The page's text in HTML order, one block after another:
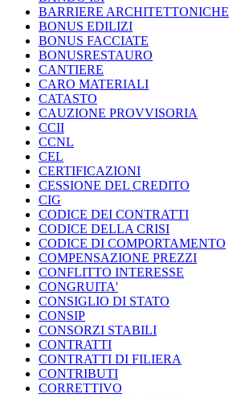
BARRIERE ARCHITETTONICHE
BONUS EDILIZI
BONUS FACCIATE
BONUSRESTAURO
CANTIERE
CARO MATERIALI
CATASTO
CAUZIONE PROVVISORIA
CCII
CCNL
CEL
CERTIFICAZIONI
CESSIONE DEL CREDITO
CIG
CODICE DEI CONTRATTI
CODICE DELLA CRISI
CODICE DI COMPORTAMENTO
COMPENSAZIONE PREZZI
CONFLITTO INTERESSE
CONGRUITA'
CONSIGLIO DI STATO
CONSIP
CONSORZI STABILI
CONTRATTI
CONTRATTI DI FILIERA
CONTRIBUTI
CORRETTIVO